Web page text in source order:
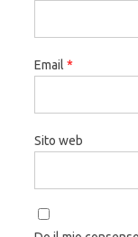
Email *
Sito web